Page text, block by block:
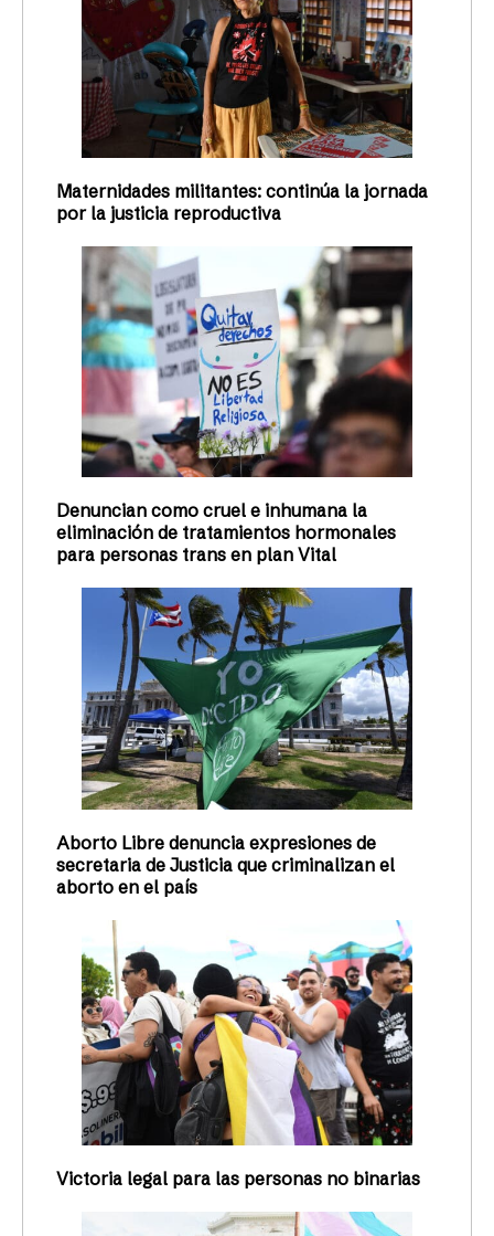
Maternidades militantes: continúa la jornada
por la justicia reproductiva
Denuncian como cruel e inhumana la
eliminación de tratamientos hormonales
para personas trans en plan Vital
Aborto Libre denuncia expresiones de
secretaria de Justicia que criminalizan el
aborto en el país
Victoria legal para las personas no binarias